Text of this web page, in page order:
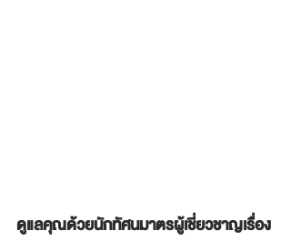
ดูแลคุณด้วยนักทัศนมาตรผู้เชี่ยวชาญเรื่อง